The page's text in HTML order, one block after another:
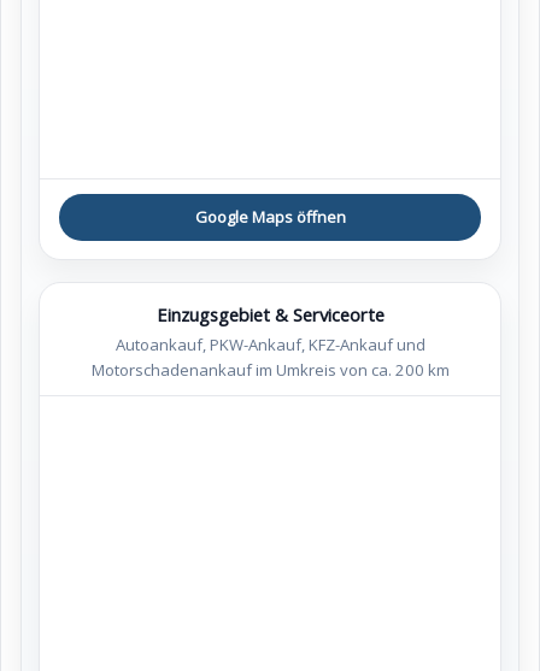
Google Maps öffnen
Einzugsgebiet & Serviceorte
Autoankauf, PKW-Ankauf, KFZ-Ankauf und
Motorschadenankauf im Umkreis von ca. 200 km